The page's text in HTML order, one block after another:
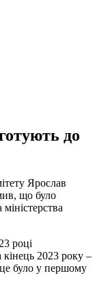
до
Ярослав
що було
році
кінець 2023 року –
це було у першому